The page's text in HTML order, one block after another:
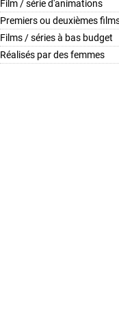
Film / série d'animations
Premiers ou deuxièmes
Films / séries à bas budget
Réalisés par des femmes